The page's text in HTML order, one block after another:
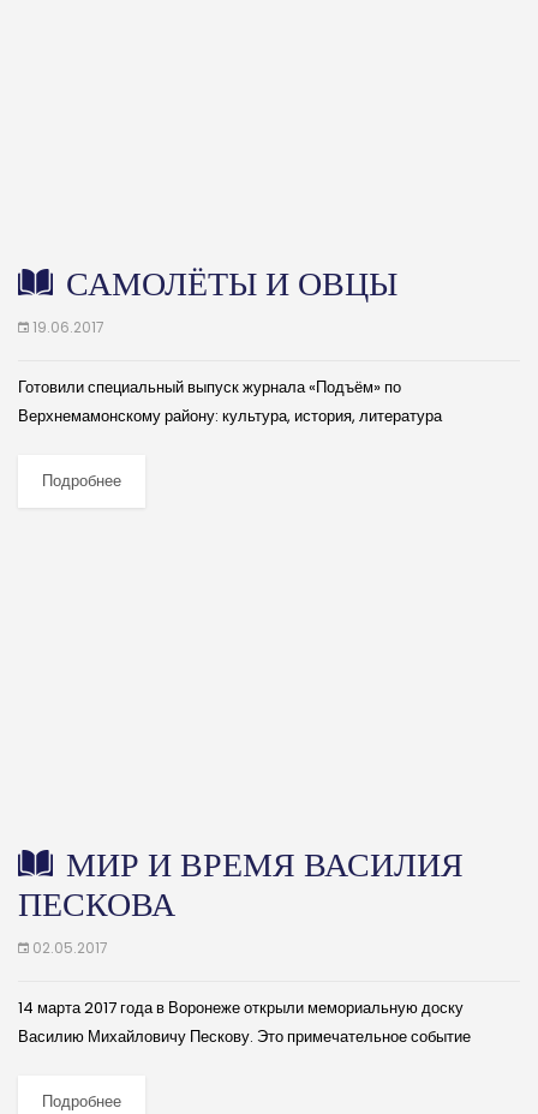
САМОЛЁТЫ И ОВЦЫ
19.06.2017
Готовили специальный выпуск журнала «Подъём» по
Верхнемамонскому району: культура, история, литература
же, неоконченный роман писателя, уроженца этой красивой донской
земли Василия Белокрылова «Земля держит...
Подробнее
МИР И ВРЕМЯ ВАСИЛИЯ
ПЕСКОВА
02.05.2017
14 марта 2017 года в Воронеже открыли мемориальную доску
Василию Михайловичу Пескову. Это примечательное событие
журналист живёт в моей памяти не...
Подробнее